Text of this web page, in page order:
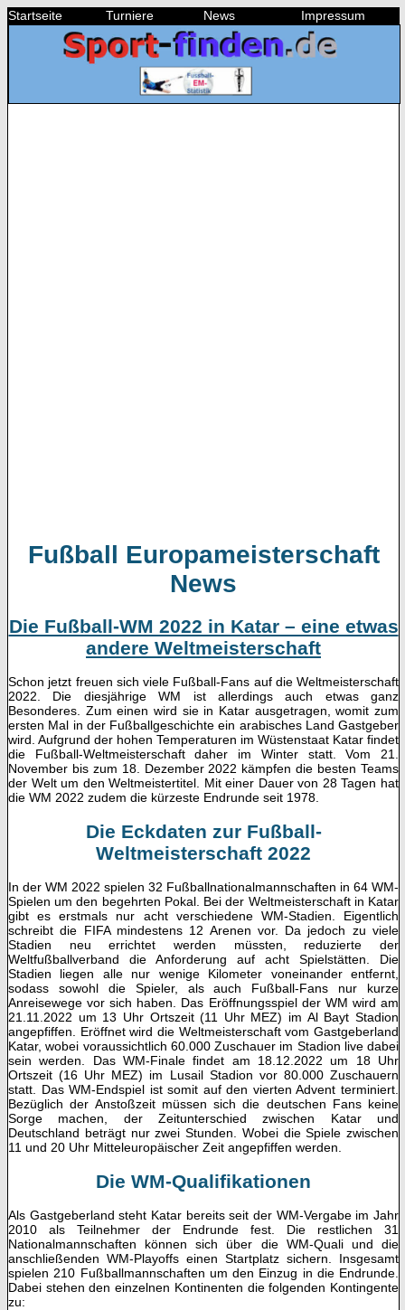
Startseite Turniere News Impressum
Fußball Europameisterschaft
News
Die Fußball-WM 2022 in Katar – eine etwas
andere Weltmeisterschaft
Schon jetzt freuen sich viele Fußball-Fans auf die Weltmeisterschaft
2022. Die diesjährige WM ist allerdings auch etwas ganz
Besonderes. Zum einen wird sie in Katar ausgetragen, womit zum
ersten Mal in der Fußballgeschichte ein arabisches Land Gastgeber
wird. Aufgrund der hohen Temperaturen im Wüstenstaat Katar findet
die Fußball-Weltmeisterschaft daher im Winter statt. Vom 21.
November bis zum 18. Dezember 2022 kämpfen die besten Teams
der Welt um den Weltmeistertitel. Mit einer Dauer von 28 Tagen hat
die WM 2022 zudem die kürzeste Endrunde seit 1978.
Die Eckdaten zur Fußball-
Weltmeisterschaft 2022
In der WM 2022 spielen 32 Fußballnationalmannschaften in 64 WM-
Spielen um den begehrten Pokal. Bei der Weltmeisterschaft in Katar
gibt es erstmals nur acht verschiedene WM-Stadien. Eigentlich
schreibt die FIFA mindestens 12 Arenen vor. Da jedoch zu viele
Stadien neu errichtet werden müssten, reduzierte der
Weltfußballverband die Anforderung auf acht Spielstätten. Die
Stadien liegen alle nur wenige Kilometer voneinander entfernt,
sodass sowohl die Spieler, als auch Fußball-Fans nur kurze
Anreisewege vor sich haben. Das Eröffnungsspiel der WM wird am
21.11.2022 um 13 Uhr Ortszeit (11 Uhr MEZ) im Al Bayt Stadion
angepfiffen. Eröffnet wird die Weltmeisterschaft vom Gastgeberland
Katar, wobei voraussichtlich 60.000 Zuschauer im Stadion live dabei
sein werden. Das WM-Finale findet am 18.12.2022 um 18 Uhr
Ortszeit (16 Uhr MEZ) im Lusail Stadion vor 80.000 Zuschauern
statt. Das WM-Endspiel ist somit auf den vierten Advent terminiert.
Bezüglich der Anstoßzeit müssen sich die deutschen Fans keine
Sorge machen, der Zeitunterschied zwischen Katar und
Deutschland beträgt nur zwei Stunden. Wobei die Spiele zwischen
11 und 20 Uhr Mitteleuropäischer Zeit angepfiffen werden.
Die WM-Qualifikationen
Als Gastgeberland steht Katar bereits seit der WM-Vergabe im Jahr
2010 als Teilnehmer der Endrunde fest. Die restlichen 31
Nationalmannschaften können sich über die WM-Quali und die
anschließenden WM-Playoffs einen Startplatz sichern. Insgesamt
spielen 210 Fußballmannschaften um den Einzug in die Endrunde.
Dabei stehen den einzelnen Kontinenten die folgenden Kontingente
zu: